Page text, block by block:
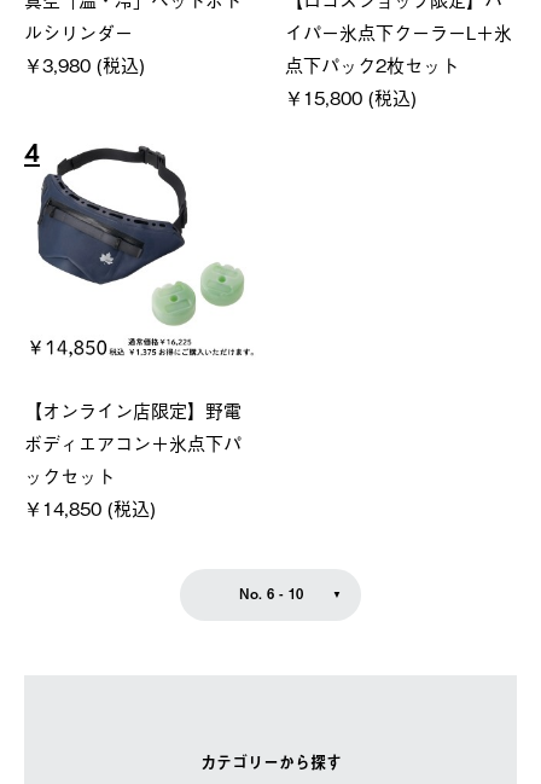
カテゴリーから探す
ルシリンダー
￥3,980 (税込)
イパー氷点下クーラーL＋氷
点下パック2枚セット
￥15,800 (税込)
4
【オンライン店限定】野電
ボディエアコン＋氷点下パ
ックセット
￥14,850 (税込)
No. 6 - 10